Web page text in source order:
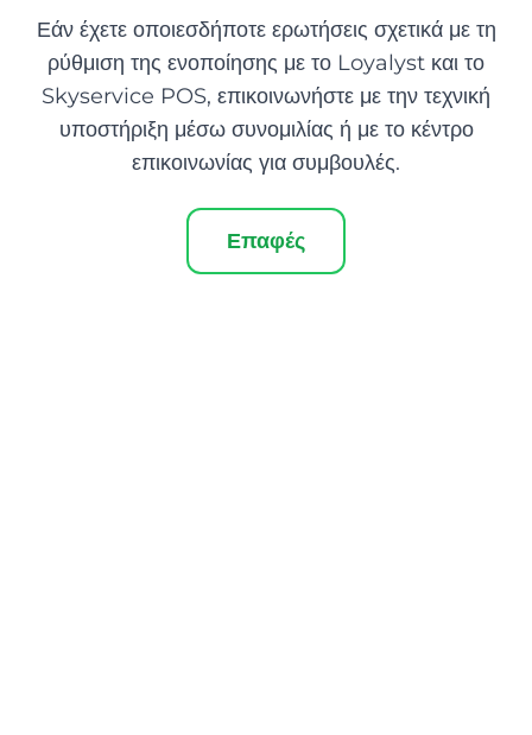
Εάν έχετε οποιεσδήποτε ερωτήσεις σχετικά με τη
ρύθμιση της ενοποίησης με το Loyalyst και το
Skyservice POS, επικοινωνήστε με την τεχνική
υποστήριξη μέσω συνομιλίας ή με το κέντρο
επικοινωνίας για συμβουλές.
Επαφές